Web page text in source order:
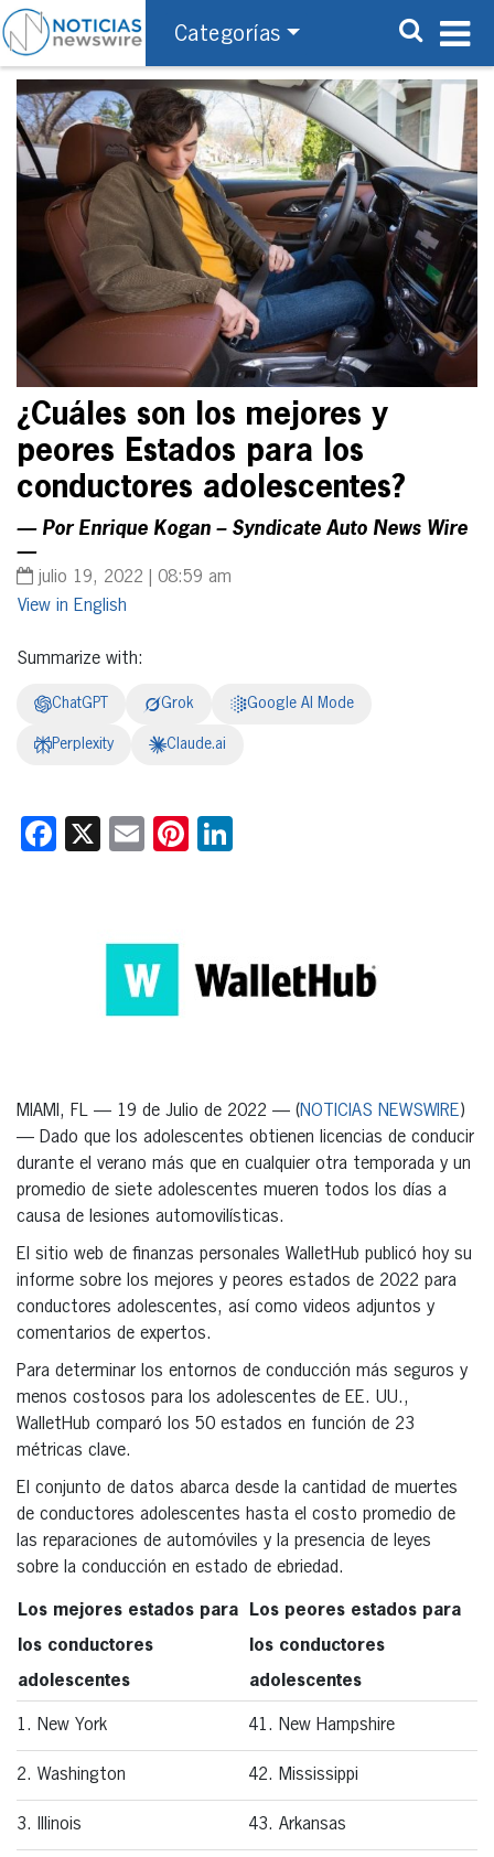
Categorías
¿Cuáles son los mejores y
peores Estados para los
conductores adolescentes?
— Por Enrique Kogan – Syndicate Auto News Wire
—
julio 19, 2022 | 08:59 am
English
Summarize with:
ChatGPT Grok Google AI Mode
Perplexity Claude.ai
Facebook
X EmailPinterest
MIAMI, FL — 19 de Julio de 2022 — (NOTICIAS NEWSWIRE)
— Dado que los adolescentes obtienen licencias de conducir
durante el verano más que en cualquier otra temporada y un
promedio de siete adolescentes mueren todos los días a
causa de lesiones automovilísticas.
El sitio web de finanzas personales WalletHub publicó hoy su
informe sobre los mejores y peores estados de 2022 para
conductores adolescentes, así como videos adjuntos y
comentarios de expertos.
Para determinar los entornos de conducción más seguros y
menos costosos para los adolescentes de EE. UU.,
WalletHub comparó los 50 estados en función de 23
métricas clave.
El conjunto de datos abarca desde la cantidad de muertes
de conductores adolescentes hasta el costo promedio de
las reparaciones de automóviles y la presencia de leyes
sobre la conducción en estado de ebriedad.
Los mejores estados para
los conductores
adolescentes
Los peores estados para
los conductores
adolescentes
1. New York 41. New Hampshire
2. Washington 42. Mississippi
3. Illinois 43. Arkansas